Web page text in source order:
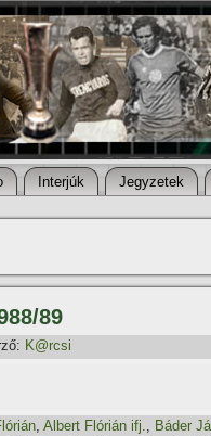
Interjúk Jegyzetek
89
K@rcsi
, Albert Flórián ifj., Báder